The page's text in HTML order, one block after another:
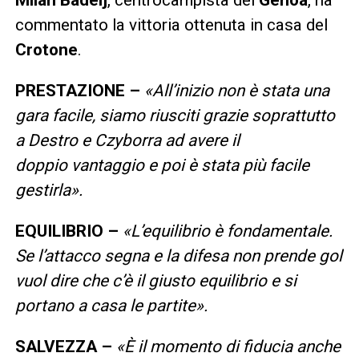
commentato la vittoria ottenuta in casa del
Crotone.
PRESTAZIONE – «All’inizio non è stata una
gara facile, siamo riusciti grazie soprattutto
a Destro e Czyborra ad avere il
doppio vantaggio e poi è stata più facile
gestirla».
EQUILIBRIO – «L’equilibrio è fondamentale.
Se l’attacco segna e la difesa non prende gol
vuol dire che c’è il giusto equilibrio e si
portano a casa le partite».
SALVEZZA – «È il momento di fiducia anche